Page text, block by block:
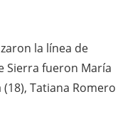
la línea de
Sierra fueron María
(18), Tatiana Romero